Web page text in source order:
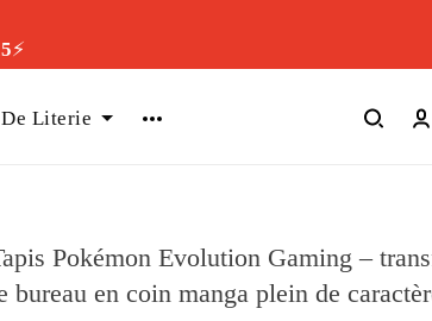
⚡️
Literie
Pokémon Evolution Gaming –
bureau en coin manga plein de